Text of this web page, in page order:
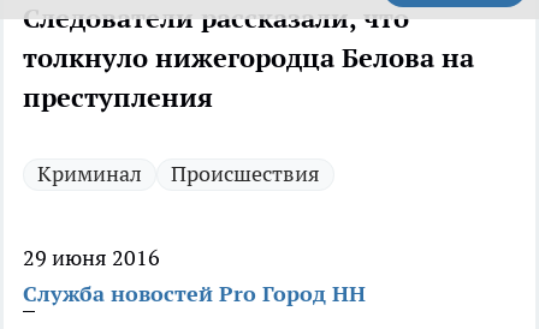
Следователи рассказали, что
толкнуло нижегородца Белова на
преступления
Криминал Происшествия
29 июня 2016
Служба новостей Pro Город НН